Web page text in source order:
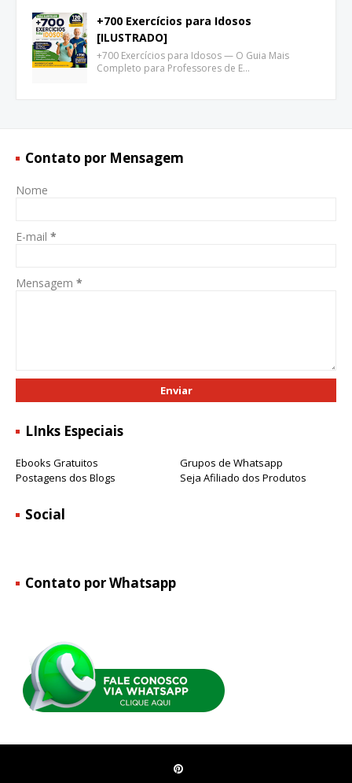
+700 Exercícios para Idosos
[ILUSTRADO]
+700 Exercícios para Idosos — O Guia Mais
Completo para Professores de E…
Contato por Mensagem
Nome
E-mail *
Mensagem *
LInks Especiais
Ebooks Gratuitos
Grupos de Whatsapp
Postagens dos Blogs
Seja Afiliado dos Produtos
Social
Contato por Whatsapp